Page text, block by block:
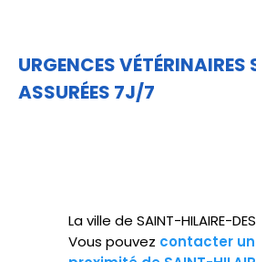
URGENCES
ASSURÉES 7J/7
La ville de SAINT-HILAIRE-
Vous pouvez contacter